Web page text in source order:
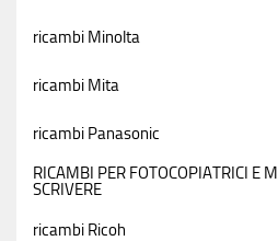
ricambi Minolta
ricambi Mita
ricambi Panasonic
RICAMBI PER FOTOCOPIATRICI E
SCRIVERE
ricambi Ricoh